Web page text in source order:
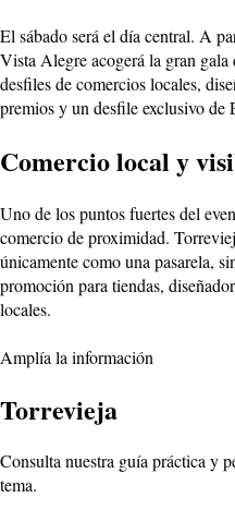
El sábado será el día central. A
Vista Alegre acogerá la gran
desfiles de comercios locales,
premios y un desfile exclusivo de
Comercio local y
Uno de los puntos fuertes del
comercio de proximidad.
únicamente como una pasarela,
promoción para tiendas,
locales.
Amplía la información
Torrevieja
Consulta nuestra guía práctica y
tema.